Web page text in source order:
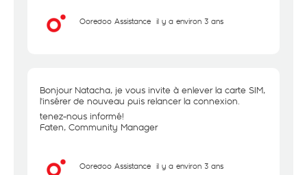
Ooredoo Assistance il y a environ 3 ans
Bonjour Natacha, je vous invite à enlever la carte SIM,
l'insérer de nouveau puis relancer la connexion.
tenez-nous informé!
Faten, Community Manager
Ooredoo Assistance il y a environ 3 ans